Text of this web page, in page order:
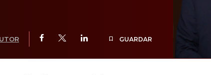
GUARDAR